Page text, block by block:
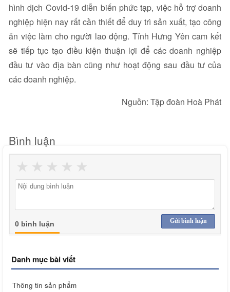
hình dịch Covid-19 diễn biến phức tạp, việc hỗ trợ doanh
nghiệp hiện nay rất cần thiết để duy trì sản xuất, tạo công
ăn việc làm cho người lao động. Tỉnh Hưng Yên cam kết
sẽ tiếp tục tạo điều kiện thuận lợi để các doanh nghiệp
đầu tư vào địa bàn cũng như hoạt động sau đầu tư của
các doanh nghiệp.
Nguồn: Tập đoàn Hoà Phát
Bình luận
★
★
★
★
★
Gửi bình luận
0 bình luận
Danh mục bài viết
Thông tin sản phẩm